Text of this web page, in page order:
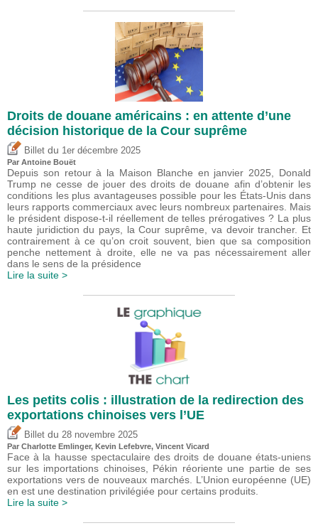
Droits de douane américains : en attente d’une
décision historique de la Cour suprême
Billet du 1er décembre 2025
Par Antoine Bouët
Depuis son retour à la Maison Blanche en janvier 2025, Donald
Trump ne cesse de jouer des droits de douane afin d’obtenir les
conditions les plus avantageuses possible pour les États-Unis dans
leurs rapports commerciaux avec leurs nombreux partenaires. Mais
le président dispose-t-il réellement de telles prérogatives ? La plus
haute juridiction du pays, la Cour suprême, va devoir trancher. Et
contrairement à ce qu’on croit souvent, bien que sa composition
penche nettement à droite, elle ne va pas nécessairement aller
dans le sens de la présidence
Lire la suite >
Les petits colis : illustration de la redirection des
exportations chinoises vers l’UE
Billet du 28 novembre 2025
Par Charlotte Emlinger, Kevin Lefebvre, Vincent Vicard
Face à la hausse spectaculaire des droits de douane états-uniens
sur les importations chinoises, Pékin réoriente une partie de ses
exportations vers de nouveaux marchés. L’Union européenne (UE)
en est une destination privilégiée pour certains produits.
Lire la suite >